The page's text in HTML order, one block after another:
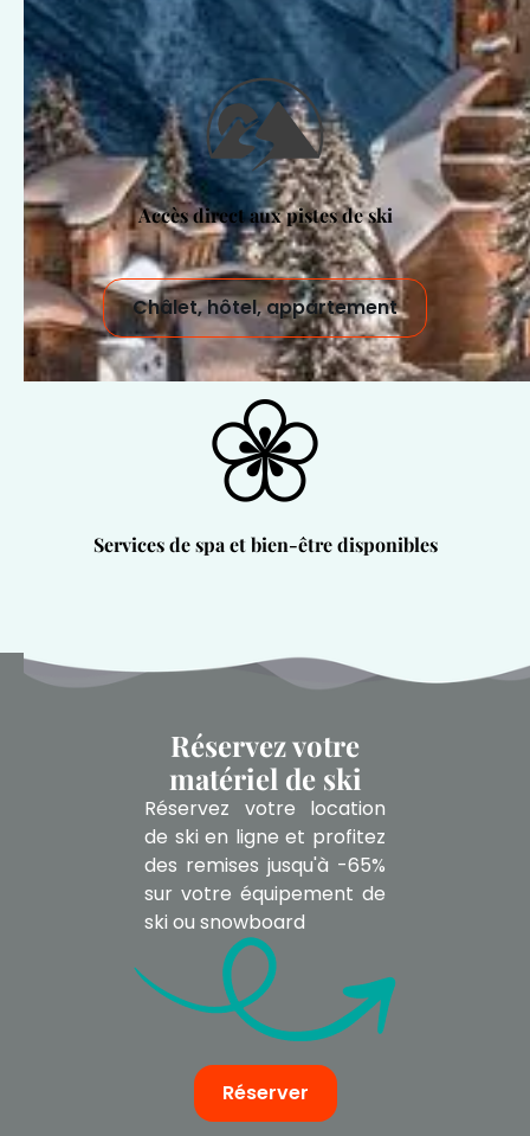
Accès direct aux pistes de ski
Châlet, hôtel, appartement
Services de spa et bien-être disponibles
Réservez votre
matériel de ski
Réservez votre location
de ski en ligne et profitez
des remises jusqu'à -65%
sur votre équipement de
ski ou snowboard
Réserver